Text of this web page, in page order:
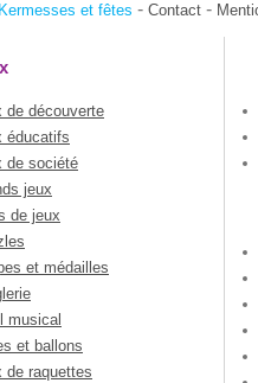
Kermesses et fêtes - Contact -
de découverte
éducatifs
de société
jeux
de jeux
et médailles
musical
et ballons
de raquettes